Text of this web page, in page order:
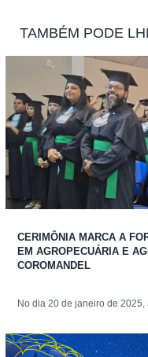
TAMBÉM PODE
CERIMÔNIA MARCA A
EM AGROPECUÁRIA E
COROMANDEL
No dia 20 de janeiro de